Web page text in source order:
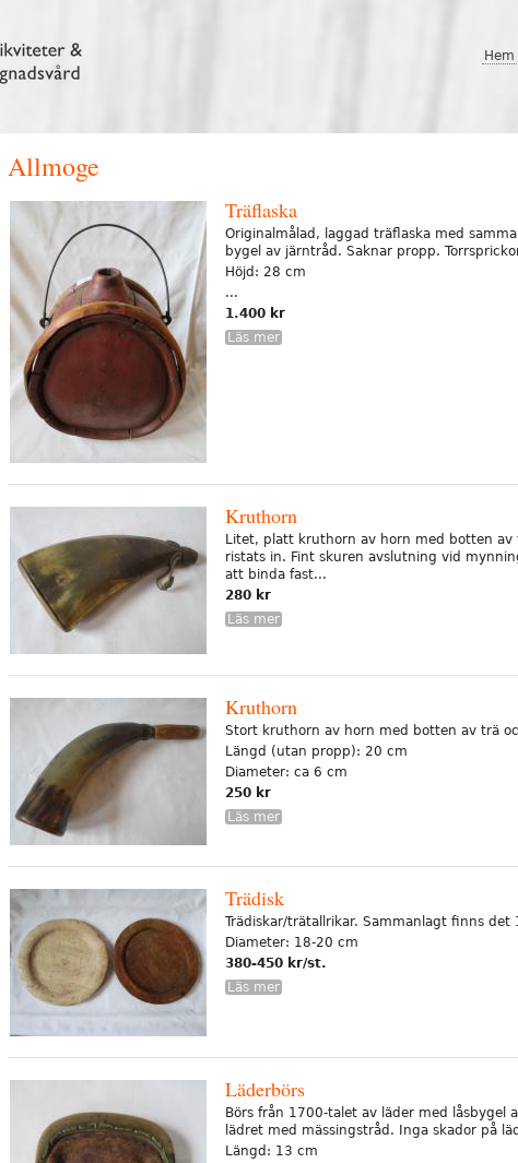
Hem
Allmoge
Träflaska
Originalmålad, laggad träflaska med
bygel av järntråd. Saknar propp.
Höjd: 28 cm
...
1.400 kr
Läs mer
Kruthorn
Litet, platt kruthorn av horn med botten av
ristats in. Fint skuren avslutning vid
att binda fast...
280 kr
Läs mer
Kruthorn
Stort kruthorn av horn med botten av trä
Längd (utan propp): 20 cm
Diameter: ca 6 cm
250 kr
Läs mer
Trädisk
Trädiskar/trätallrikar. Sammanlagt finns det
Diameter: 18-20 cm
380-450 kr/st.
Läs mer
Läderbörs
Börs från 1700-talet av läder med låsbygel
lädret med mässingstråd. Inga skador på
Längd: 13 cm